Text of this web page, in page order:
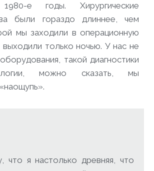
е годы. Хирургические
были гораздо длиннее, чем
мы заходили в операционную
только ночью. У нас не
такой диагностики
можно сказать, мы
что я настолько древняя, что